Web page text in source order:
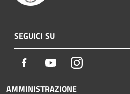
SEGUICI SU
Facebook YoutubeInstagram
AMMINISTRAZIONE